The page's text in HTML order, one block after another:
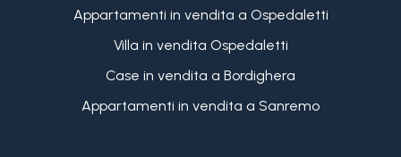
Appartamenti in vendita a Ospedaletti
Villa in vendita Ospedaletti
Case in vendita a Bordighera
Appartamenti in vendita a Sanremo